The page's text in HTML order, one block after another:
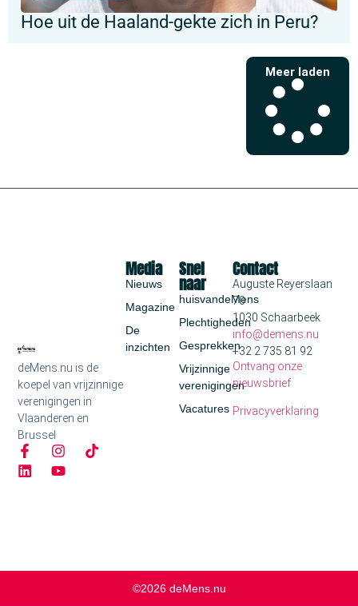
Hoe uit de Haaland-gekte zich in Peru?
Meer laden
deMens.nu is de
koepel van vrijzinnige
verenigingen in
Vlaanderen en
Brussel
Snel
naar
huisvandeMens
Plechtigheden
Gesprekken
Vrijzinnige
verenigingen
Vacatures
Media
Nieuws
Magazine
De
inzichten
Contact
Auguste Reyerslaan
70
1030 Schaarbeek
info@demens.nu
+32 2 735 81 92
Ontvang onze
nieuwsbrief
Privacyverklaring
©2026 deMens.nu